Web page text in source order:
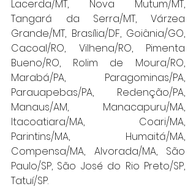
Lacerda/MT, Nova Mutum/MT,
Tangará da Serra/MT, Várzea
Grande/MT, Brasília/DF, Goiânia/GO,
Cacoal/RO, Vilhena/RO, Pimenta
Bueno/RO, Rolim de Moura/RO,
Marabá/PA, Paragominas/PA,
Parauapebas/PA, Redenção/PA,
Manaus/AM, Manacapuru/MA,
Itacoatiara/MA, Coari/MA,
Parintins/MA, Humaitá/MA,
Compensa/MA, Alvorada/MA, São
Paulo/SP, São José do Rio Preto/SP,
Tatuí/SP.